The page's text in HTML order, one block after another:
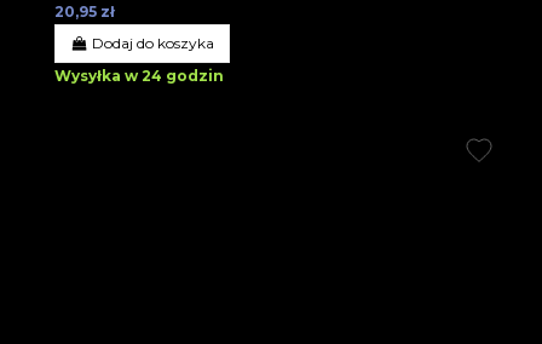
20,95 zł
Dodaj do koszyka
Wysyłka w 24 godzin